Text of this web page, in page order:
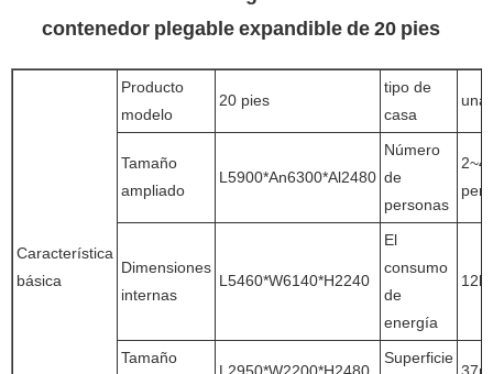
contenedor plegable expandible de 20 pies
Característica
básica
Producto
modelo
20 pies
tipo de
casa
una
Tamaño
ampliado
L5900*An6300*Al2480
Número
de
personas
2~4
Dimensiones
internas
L5460*W6140*H2240
El
consumo
de
energía
Tamaño
L2950*W2200*H2480
Superficie